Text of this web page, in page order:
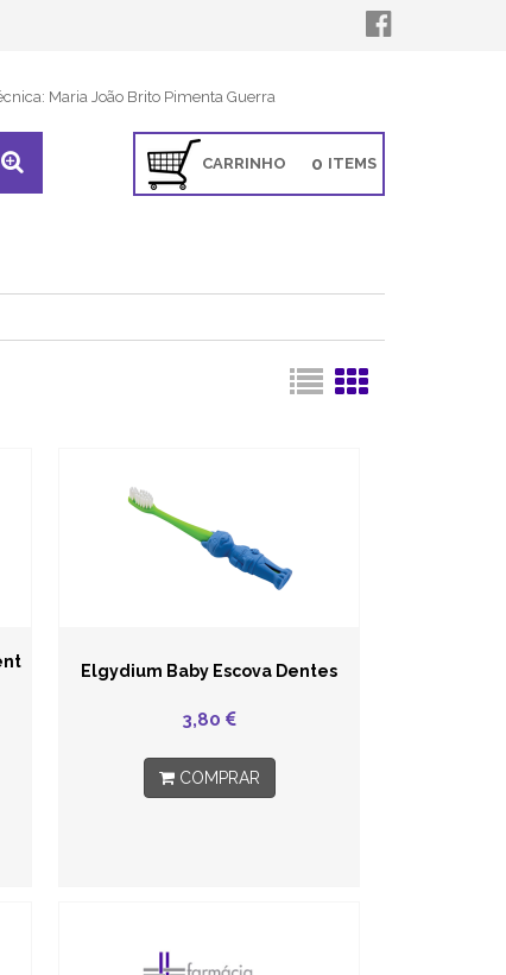
Maria João Brito Pimenta Guerra
CARRINHO ITEMS
0
Elgydium Baby Escova Dentes
3,80
COMPRAR